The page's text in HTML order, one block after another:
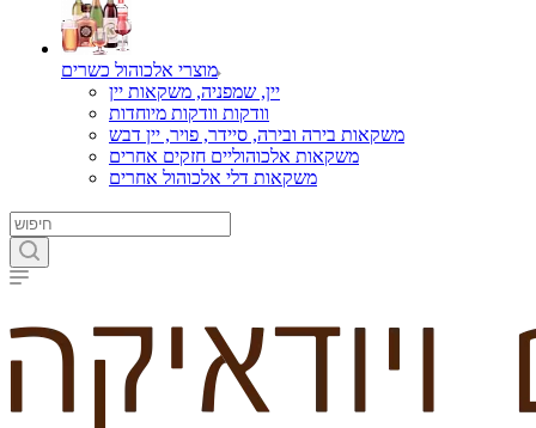
מוצרי אלכוהול כשרים
יין, שמפניה, משקאות יין
וודקות וודקות מיוחדות
משקאות בירה ובירה, סיידר, פויר, יין דבש
משקאות אלכוהוליים חזקים אחרים
משקאות דלי אלכוהול אחרים